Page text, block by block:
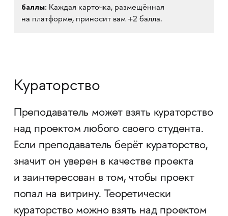
баллы: Каждая карточка, размещённая
на платформе, приносит вам +2 балла.
Кураторство
Преподаватель может взять кураторство
над проектом любого своего студента.
Если преподаватель берёт кураторство,
значит он уверен в качестве проекта
и заинтересован в том, чтобы проект
попал на витрину. Теоретически
кураторство можно взять над проектом